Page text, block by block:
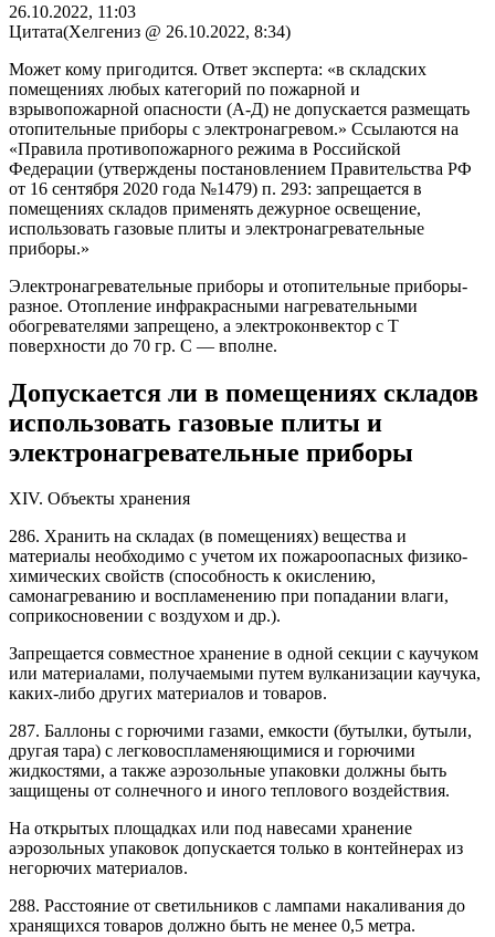
26.10.2022, 11:03
Цитата(Хелгениз @ 26.10.2022, 8:34)
Может кому пригодится. Ответ эксперта: «в складских
помещениях любых категорий по пожарной и
взрывопожарной опасности (А-Д) не допускается размещать
отопительные приборы с электронагревом.» Ссылаются на
«Правила противопожарного режима в Российской
Федерации (утверждены постановлением Правительства РФ
от 16 сентября 2020 года №1479) п. 293: запрещается в
помещениях складов применять дежурное освещение,
использовать газовые плиты и электронагревательные
приборы.»
Электронагревательные приборы и отопительные приборы-
разное. Отопление инфракрасными нагревательными
обогревателями запрещено, а электроконвектор с Т
поверхности до 70 гр. С — вполне.
Допускается ли в помещениях складов
использовать газовые плиты и
электронагревательные приборы
XIV. Объекты хранения
286. Хранить на складах (в помещениях) вещества и
материалы необходимо с учетом их пожароопасных физико-
химических свойств (способность к окислению,
самонагреванию и воспламенению при попадании влаги,
соприкосновении с воздухом и др.).
Запрещается совместное хранение в одной секции с каучуком
или материалами, получаемыми путем вулканизации каучука,
каких-либо других материалов и товаров.
287. Баллоны с горючими газами, емкости (бутылки, бутыли,
другая тара) с легковоспламеняющимися и горючими
жидкостями, а также аэрозольные упаковки должны быть
защищены от солнечного и иного теплового воздействия.
На открытых площадках или под навесами хранение
аэрозольных упаковок допускается только в контейнерах из
негорючих материалов.
288. Расстояние от светильников с лампами накаливания до
хранящихся товаров должно быть не менее 0,5 метра.